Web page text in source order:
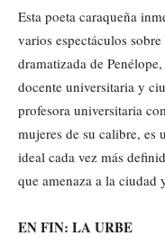
Esta poeta caraqueña
varios espectáculos
dramatizada de
docente universitaria y
profesora universitaria
mujeres de su calibre, es
ideal cada vez más
que amenaza a la ciudad
EN FIN: LA URBE